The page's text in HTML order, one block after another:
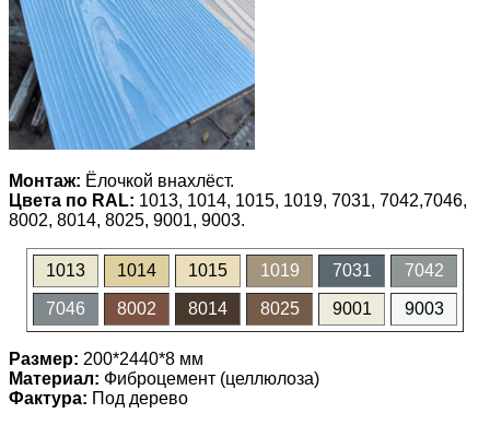
Монтаж: Ёлочкой внахлёст.
Цвета по RAL: 1013, 1014, 1015, 1019, 7031, 7042,7046,
8002, 8014, 8025, 9001, 9003.
1013 1014 1015 1019 7031 7042
7046 8002 8014 8025 9001 9003
Размер: 200*2440*8 мм
Материал: Фиброцемент (целлюлоза)
Фактура: Под дерево